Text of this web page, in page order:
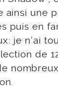
une
puis en
je n’ai
de